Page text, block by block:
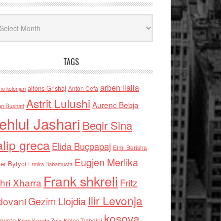
TAGS
kolonjari alfons Grishaj Anton Cefa arben llalla
Bushati Astrit Lulushi Aurenc Bebja
Jashari Beqir Sina
grecaElida Buçpapaj Elmi Berisha
Bytyci Ermira Babamusta Eugjen Merlika
Xharra Frank shkreli Fritz
Gezim Llojdia Ilir Levonja